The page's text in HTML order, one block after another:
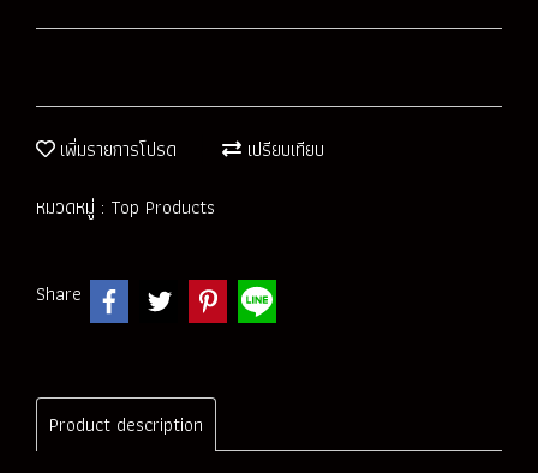
เพิ่มรายการโปรด
เปรียบเทียบ
หมวดหมู่ : Top Products
Share
Product description